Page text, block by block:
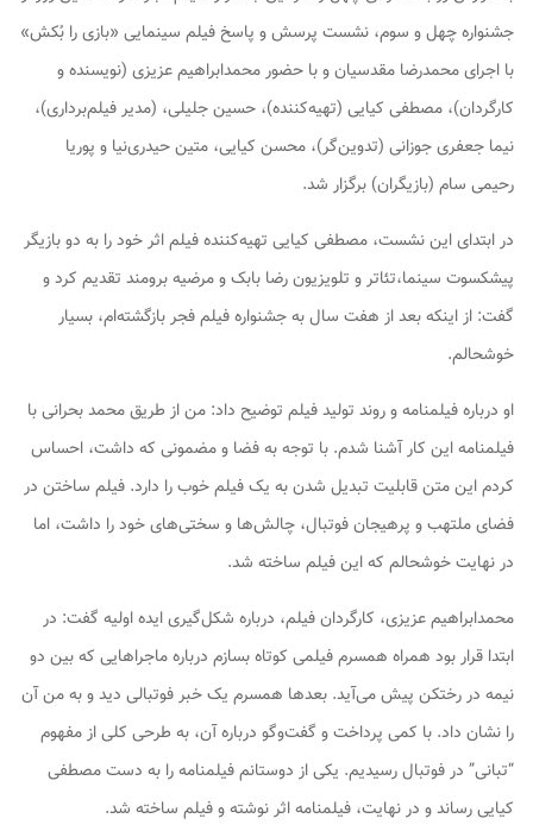
جشنواره چهل و سوم، نشست پرسش و پاسخ فیلم سینمایی «بازی را بُکش»
با اجرای محمدرضا مقدسیان و با حضور محمدابراهیم عزیزی (نویسنده و
کارگردان)، مصطفی کیایی (تهیه‌کننده)، حسین جلیلی، (مدیر فیلم‌برداری)،
نیما جعفری جوزانی (تدوین‌گر)، محسن کیایی، متین حیدری‌نیا و پوریا
رحیمی سام (بازیگران) برگزار شد.
در ابتدای این نشست، مصطفی کیایی تهیه‌کننده فیلم اثر خود را به دو بازیگر
پیشکسوت سینما،تئاتر و تلویزیون رضا بابک و مرضیه برومند تقدیم کرد و
گفت: از اینکه بعد از هفت سال به جشنواره فیلم فجر بازگشته‌ام، بسیار
خوشحالم.
او درباره فیلمنامه و روند تولید فیلم توضیح داد: من از طریق محمد بحرانی با
فیلمنامه این کار آشنا شدم. با توجه به فضا و مضمونی که داشت، احساس
کردم این متن قابلیت تبدیل شدن به یک فیلم خوب را دارد. فیلم ساختن در
فضای ملتهب و پرهیجان فوتبال، چالش‌ها و سختی‌های خود را داشت، اما
در نهایت خوشحالم که این فیلم ساخته شد.
محمدابراهیم عزیزی، کارگردان فیلم، درباره شکل‌گیری ایده اولیه گفت: در
ابتدا قرار بود همراه همسرم فیلمی کوتاه بسازم درباره ماجراهایی که بین دو
نیمه در رختکن پیش می‌آید. بعدها همسرم یک خبر فوتبالی دید و به من آن
را نشان داد. با کمی پرداخت و گفت‌وگو درباره آن، به طرحی کلی از مفهوم
“تبانی” در فوتبال رسیدیم. یکی از دوستانم فیلمنامه را به دست مصطفی
کیایی رساند و در نهایت، فیلمنامه اثر نوشته و فیلم ساخته شد.